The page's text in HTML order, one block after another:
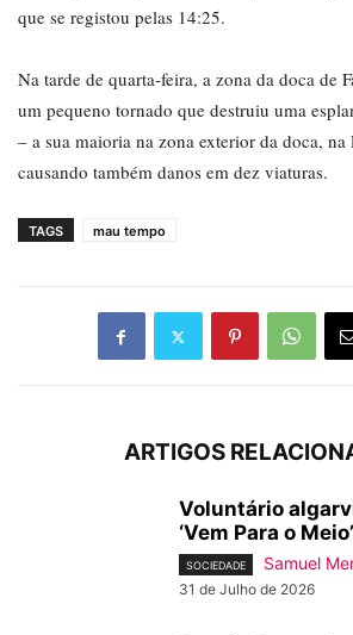
que se registou pelas 14:25.
Na tarde de quarta-feira, a zona da doca de
um pequeno tornado que destruiu uma
– a sua maioria na zona exterior da doca, na
causando também danos em dez viaturas.
TAGS mau tempo
ARTIGOS
Voluntário
‘Vem Para o
SOCIEDADE Samuel
31 de Julho de 2026